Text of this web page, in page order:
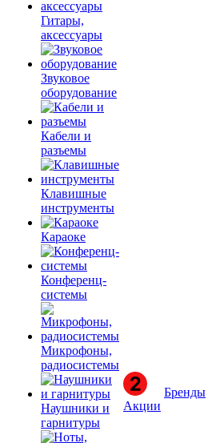
Гитары,
аксессуары
Звуковое
оборудование
Кабели и
разъемы
Клавишные
инструменты
Караоке
Конференц-
системы
Микрофоны,
радиосистемы
Наушники и
гарнитуры
Акции
Бренды